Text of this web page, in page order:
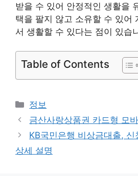
받을 수 있어 안정적인 생활을
택을 팔지 않고 소유할 수 있어
서 생활할 수 있다는 점이 있습
Table of Contents
카
테
리
정보
금산사랑상품권 카드형 모
KB국민은행 비상금대출,
상세 설명